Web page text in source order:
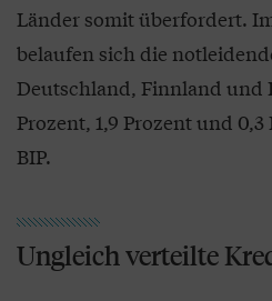
Länder somit überfordert.
belaufen sich die
Deutschland, Finnland und
Prozent, 1,9 Prozent und
BIP.
Ungleich verteilte